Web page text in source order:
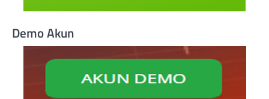
Demo Akun